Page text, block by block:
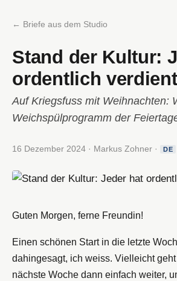
← Briefe aus dem Studio
Stand der Kultur:
ordentlich verdient
Auf Kriegsfuss mit Weihnachten:
Weichspülprogramm der
16 Dezember 2024 · Markus Zohner · DE
Guten Morgen, ferne Freundin!
Einen schönen Start in die letzte
dahingesagt, ich weiss. Vielleicht
nächste Woche dann einfach weiter,